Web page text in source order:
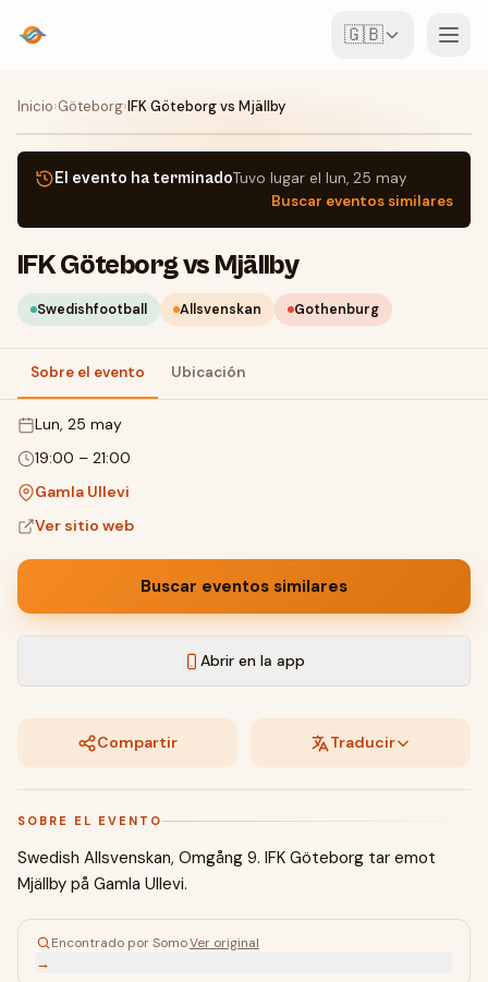
🇬🇧
Eventos
Mapa
Para organizadores
Crear evento Descargar la app
Inicio›Göteborg›IFK Göteborg vs Mjällby
El evento ha terminadoTuvo lugar el lun, 25 may
Buscar eventos similares
IFK Göteborg vs Mjällby
Swedishfootball Allsvenskan Gothenburg
Sobre el evento Ubicación
lun, 25 may
19:00 – 21:00
Gamla Ullevi
Ver sitio web
Buscar eventos similares
Abrir en la app
Compartir Traducir
SOBRE EL EVENTO
Swedish Allsvenskan, Omgång 9. IFK Göteborg tar emot
Mjällby på Gamla Ullevi.
Encontrado por SomoVer original
→